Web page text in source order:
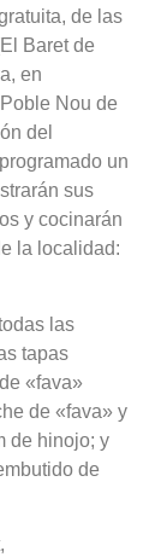
de las
Baret de
en
Nou de
del
un
sus
y cocinarán
la localidad:
las
tapas
«fava»
de «fava» y
de hinojo; y
de